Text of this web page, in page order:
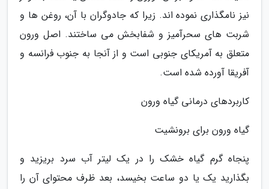
نیز نامگذاری نموده اند. زیرا که جادوگران با آن، روغن ها و
شربت های سحرآمیز و شفابخش می ساختند. اصل ورون
متعلق به آمریکای جنوبی است و از آنجا به جنوب فرانسه و
آفریقا آورده شده است.
کاربردهای درمانی گیاه ورون
گیاه ورون برای برونشیت
پنجاه گرم گیاه خشک را در یک لیتر آب سرد بریزید و
بگذارید یک یا دو ساعت بخیسد، بعد ظرف محتوای آن را